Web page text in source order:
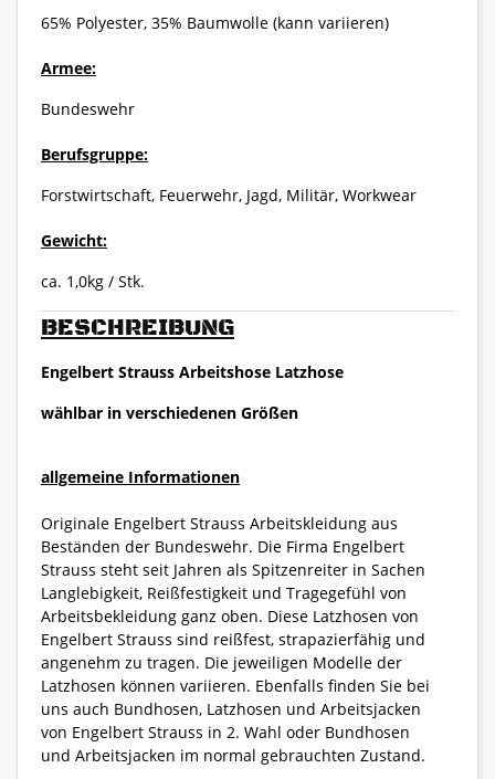
BESCHREIBUNG
Engelbert Strauss Arbeitshose Latzhose
wählbar in verschiedenen Größen
allgemeine Informationen
Originale Engelbert Strauss Arbeitskleidung aus
Beständen der Bundeswehr. Die Firma Engelbert
Strauss steht seit Jahren als Spitzenreiter in Sachen
Langlebigkeit, Reißfestigkeit und Tragegefühl von
Arbeitsbekleidung ganz oben. Diese Latzhosen von
Engelbert Strauss sind reißfest, strapazierfähig und
angenehm zu tragen. Die jeweiligen Modelle der
Latzhosen können variieren. Ebenfalls finden Sie bei
uns auch Bundhosen, Latzhosen und Arbeitsjacken
von Engelbert Strauss in 2. Wahl oder Bundhosen
und Arbeitsjacken im normal gebrauchten Zustand.
65% Polyester, 35% Baumwolle (kann variieren)
Armee:
Bundeswehr
Berufsgruppe:
Forstwirtschaft, Feuerwehr, Jagd, Militär, Workwear
Gewicht:
ca. 1,0kg / Stk.